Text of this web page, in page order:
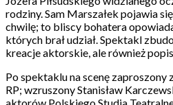
rodziny. Sam Marszałek pojawia
chwilę; to bliscy bohatera
których brał udział. Spektakl
kreacje aktorskie, ale również
Po spektaklu na scenę zaproszony
RP; wzruszony Stanisław